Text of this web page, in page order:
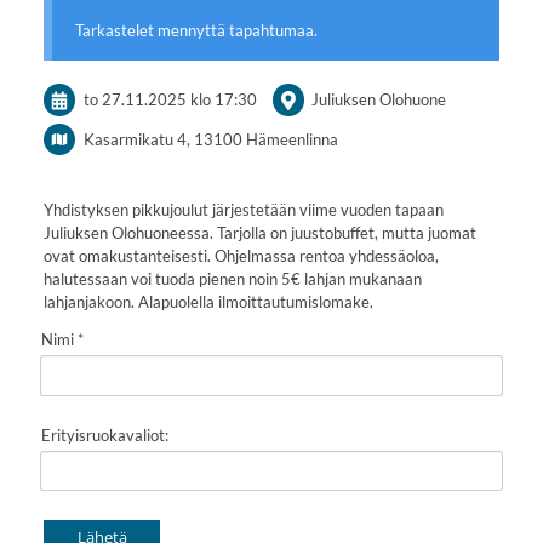
Tarkastelet mennyttä tapahtumaa.
to 27.11.2025 klo 17:30 Juliuksen Olohuone
Kasarmikatu 4, 13100 Hämeenlinna
Yhdistyksen pikkujoulut järjestetään viime vuoden tapaan
Juliuksen Olohuoneessa. Tarjolla on juustobuffet, mutta juomat
ovat omakustanteisesti. Ohjelmassa rentoa yhdessäoloa,
halutessaan voi tuoda pienen noin 5€ lahjan mukanaan
lahjanjakoon. Alapuolella ilmoittautumislomake.
Nimi*
Erityisruokavaliot:
Lähetä